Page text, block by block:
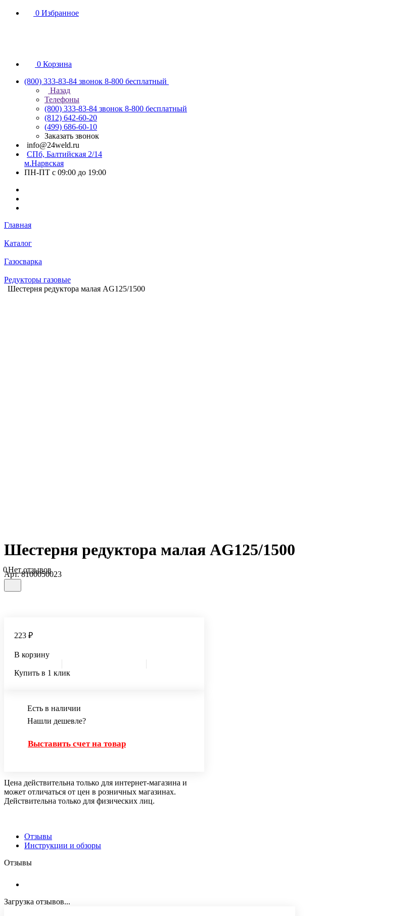
0 Избранное
0 Корзина
(800) 333-83-84 звонок 8-800 бесплатный
Назад
Телефоны
(800) 333-83-84 звонок 8-800 бесплатный
(812) 642-60-20
(499) 686-60-10
Заказать звонок
info@24weld.ru
СПб, Балтийская 2/14
м.Нарвская
ПН-ПТ с 09:00 до 19:00
Главная
Каталог
Газосварка
Редукторы газовые
Шестерня редуктора малая AG125/1500
Шестерня редуктора малая AG125/1500
0Нет отзывов
Арт.8100050023
223 ₽
В корзину
Купить в 1 клик
Есть в наличии
Нашли дешевле?
Выставить счет на товар
Цена действительна только для интернет-магазина и
может отличаться от цен в розничных магазинах.
Действительна только для физических лиц.
Отзывы
Инструкции и обзоры
Отзывы
Загрузка отзывов...